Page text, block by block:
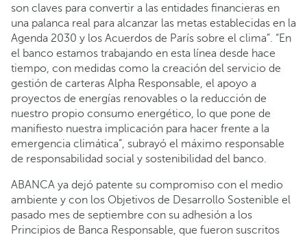
son claves para convertir a las entidades financieras en
una palanca real para alcanzar las metas establecidas en la
Agenda 2030 y los Acuerdos de París sobre el clima”. “En
el banco estamos trabajando en esta línea desde hace
tiempo, con medidas como la creación del servicio de
gestión de carteras Alpha Responsable, el apoyo a
proyectos de energías renovables o la reducción de
nuestro propio consumo energético, lo que pone de
manifiesto nuestra implicación para hacer frente a la
emergencia climática”, subrayó el máximo responsable
de responsabilidad social y sostenibilidad del banco.
ABANCA ya dejó patente su compromiso con el medio
ambiente y con los Objetivos de Desarrollo Sostenible el
pasado mes de septiembre con su adhesión a los
Principios de Banca Responsable, que fueron suscritos